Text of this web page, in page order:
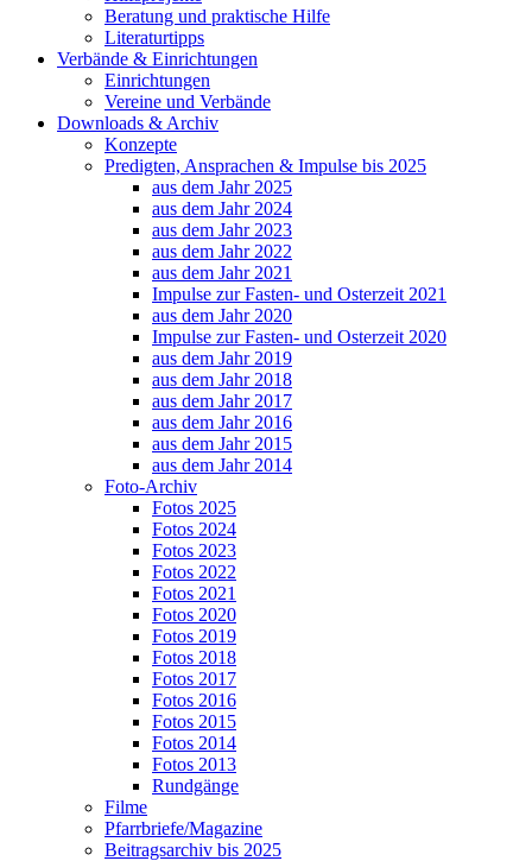
Beratung und praktische Hilfe
Literaturtipps
Verbände & Einrichtungen
Einrichtungen
Vereine und Verbände
Downloads & Archiv
Konzepte
Predigten, Ansprachen & Impulse bis 2025
aus dem Jahr 2025
aus dem Jahr 2024
aus dem Jahr 2023
aus dem Jahr 2022
aus dem Jahr 2021
Impulse zur Fasten- und Osterzeit 2021
aus dem Jahr 2020
Impulse zur Fasten- und Osterzeit 2020
aus dem Jahr 2019
aus dem Jahr 2018
aus dem Jahr 2017
aus dem Jahr 2016
aus dem Jahr 2015
aus dem Jahr 2014
Foto-Archiv
Fotos 2025
Fotos 2024
Fotos 2023
Fotos 2022
Fotos 2021
Fotos 2020
Fotos 2019
Fotos 2018
Fotos 2017
Fotos 2016
Fotos 2015
Fotos 2014
Fotos 2013
Rundgänge
Filme
Pfarrbriefe/Magazine
Beitragsarchiv bis 2025